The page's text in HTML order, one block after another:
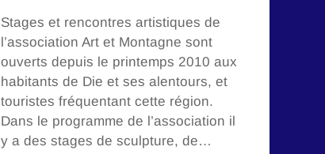
Stages et rencontres artistiques de
l’association Art et Montagne sont
ouverts depuis le printemps 2010 aux
habitants de Die et ses alentours, et
touristes fréquentant cette région.
Dans le programme de l’association il
y a des stages de sculpture, de…